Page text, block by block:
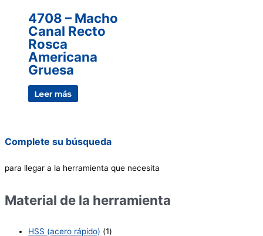
4708 – Macho
Canal Recto
Rosca
Americana
Gruesa
Leer más
Complete su búsqueda
para llegar a la herramienta que necesita
Material de la herramienta
HSS (acero rápido) (1)